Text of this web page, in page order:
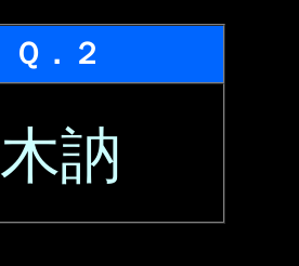
Ｑ．２
木訥